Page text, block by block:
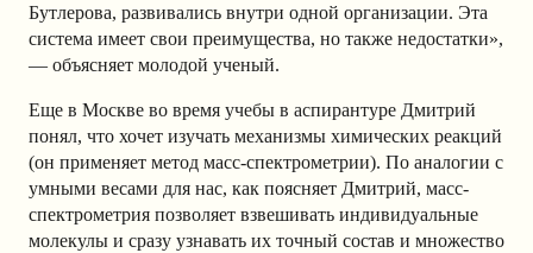
Бутлерова, развивались внутри одной организации. Эта
система имеет свои преимущества, но также недостатки»,
— объясняет молодой ученый.
Еще в Москве во время учебы в аспирантуре Дмитрий
понял, что хочет изучать механизмы химических реакций
(он применяет метод масс-спектрометрии). По аналогии с
умными весами для нас, как поясняет Дмитрий, масс-
спектрометрия позволяет взвешивать индивидуальные
молекулы и сразу узнавать их точный состав и множество